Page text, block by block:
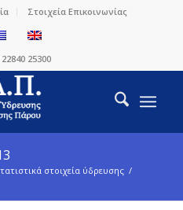
Στοιχεία Επικοινωνίας
25300
στοιχεία ύδρευσης /